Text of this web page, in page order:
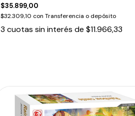
$35.899,00
$32.309,10 con Transferencia o depósito
3 cuotas sin interés de $11.966,33